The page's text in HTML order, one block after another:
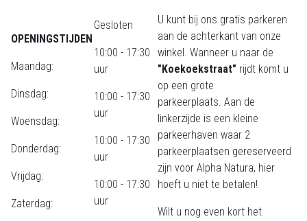
OPENINGSTIJDEN
Maandag:
Dinsdag:
Woensdag:
Donderdag:
Vrijdag:
Zaterdag:
Gesloten
10:00 - 17:30
uur
10:00 - 17:30
uur
10:00 - 17:30
uur
10:00 - 17:30
uur
U kunt bij ons gratis parkeren
aan de achterkant van onze
winkel. Wanneer u naar de
"Koekoekstraat" rijdt komt u
op een grote
parkeerplaats. Aan de
linkerzijde is een kleine
parkeerhaven waar 2
parkeerplaatsen gereserveerd
zijn voor Alpha Natura, hier
hoeft u niet te betalen!
Wilt u nog even kort het